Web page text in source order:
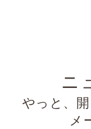
ニ
やっと、
メ